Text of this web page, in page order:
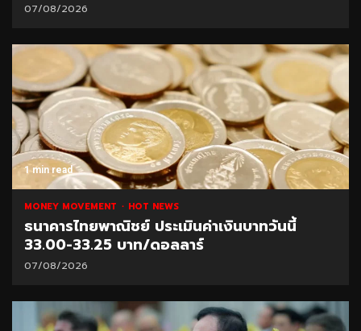
07/08/2026
1 min read
MONEY MOVEMENT HOT NEWS
ธนาคารไทยพาณิชย์ ประเมินค่าเงินบาทวันนี้
33.00-33.25 บาท/ดอลลาร์
07/08/2026